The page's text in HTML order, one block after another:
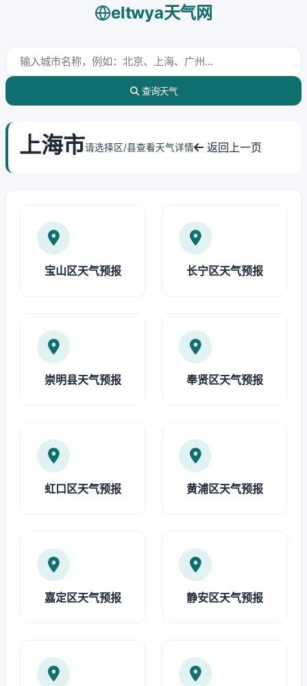
eltwya天气网
查询天气
上海市请选择区/县查看天气详情 返回上一页
宝山区天气预报 长宁区天气预报
崇明县天气预报 奉贤区天气预报
虹口区天气预报 黄浦区天气预报
嘉定区天气预报 静安区天气预报